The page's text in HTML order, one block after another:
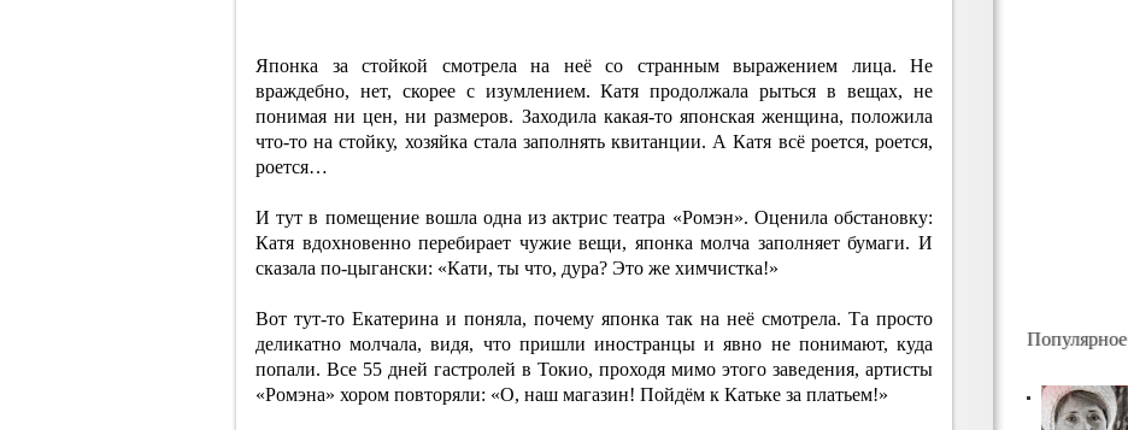
Японка за стойкой смотрела на неё со странным выражением лица. Не
враждебно, нет, скорее с изумлением. Катя продолжала рыться в вещах, не
понимая ни цен, ни размеров. Заходила какая-то японская женщина, положила
что-то на стойку, хозяйка стала заполнять квитанции. А Катя всё роется, роется,
роется…
И тут в помещение вошла одна из актрис театра «Ромэн». Оценила обстановку:
Катя вдохновенно перебирает чужие вещи, японка молча заполняет бумаги. И
сказала по-цыгански: «Кати, ты что, дура? Это же химчистка!»
Вот тут-то Екатерина и поняла, почему японка так на неё смотрела. Та просто
деликатно молчала, видя, что пришли иностранцы и явно не понимают, куда
попали. Все 55 дней гастролей в Токио, проходя мимо этого заведения, артисты
«Ромэна» хором повторяли: «О, наш магазин! Пойдём к Катьке за платьем!»
Популярное